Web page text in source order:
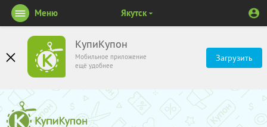
КупиКупон
Мобильное приложение
ещё удобнее
Загрузить
Меню Якутск